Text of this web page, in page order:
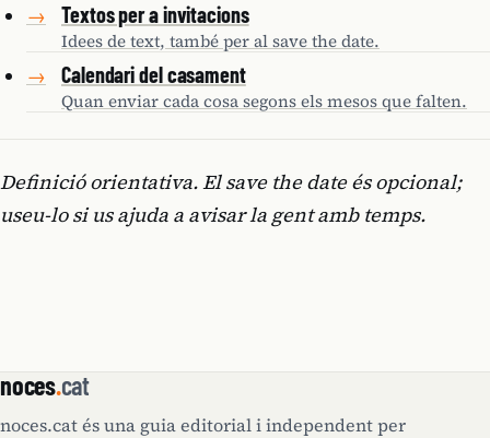
→ Textos per a invitacions
Idees de text, també per al save the date.
→ Calendari del casament
Quan enviar cada cosa segons els mesos que falten.
Definició orientativa. El save the date és opcional;
useu-lo si us ajuda a avisar la gent amb temps.
noces.cat
noces.cat és una guia editorial i independent per